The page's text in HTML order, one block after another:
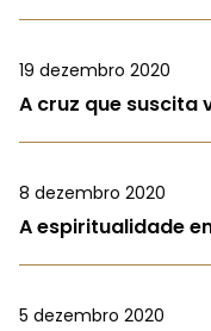
19 dezembro 2020
A cruz que suscita
8 dezembro 2020
A espiritualidade
5 dezembro 2020